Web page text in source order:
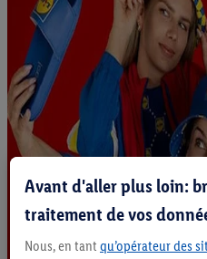
Avant d'aller plus loin:
traitement de vos
Nous, en tant qu’opérateur des